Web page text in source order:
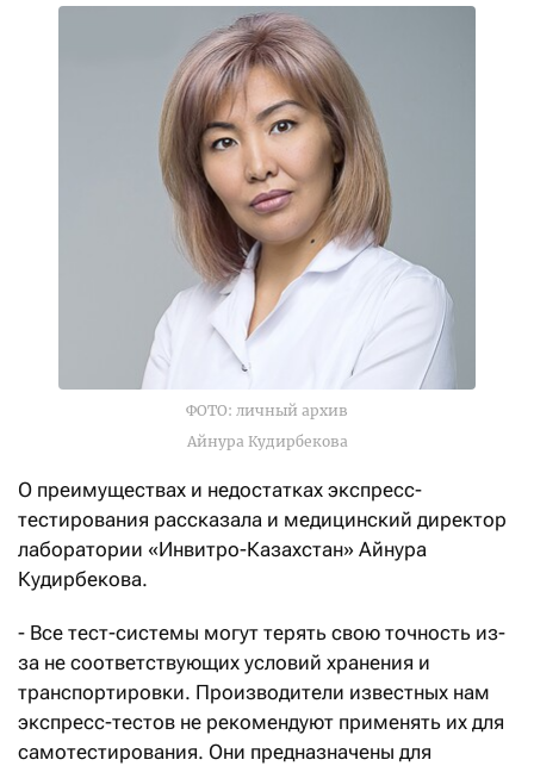
ФОТО: личный архив
Айнура Кудирбекова
О преимуществах и недостатках экспресс-
тестирования рассказала и медицинский директор
лаборатории «Инвитро-Казахстан» Айнура
Кудирбекова.
- Все тест-системы могут терять свою точность из-
за не соответствующих условий хранения и
транспортировки. Производители известных нам
экспресс-тестов не рекомендуют применять их для
самотестирования. Они предназначены для